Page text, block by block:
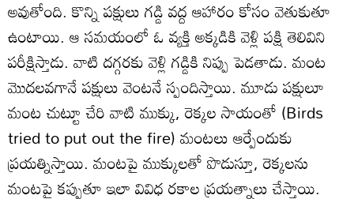
అవుతోంది. కొన్ని పక్షులు గడ్డి వద్ద ఆహారం కోసం వెతుకుతూ
ఉంటాయి. ఆ సమయంలో ఓ వ్యక్తి అక్కడికి వెళ్లి పక్షి తెలివిని
పరీక్షిస్తాడు. వాటి దగ్గరకు వెళ్లి గడ్డికి నిప్పు పెడతాడు. మంట
మొదలవగానే పక్షులు వెంటనే స్పందిస్తాయి. మూడు పక్షులూ
మంట చుట్టూ చేరి వాటి ముక్కు, రెక్కల సాయంతో (Birds
tried to put out the fire) మంటలు ఆర్పేందుకు
ప్రయత్నిస్తాయి. మంటపై ముక్కులతో పొడుస్తూ, రెక్కలను
మంటపై కప్పుతూ ఇలా వివిధ రకాల ప్రయత్నాలు చేస్తాయి.